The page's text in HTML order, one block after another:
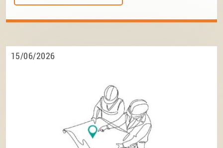
15/06/2026